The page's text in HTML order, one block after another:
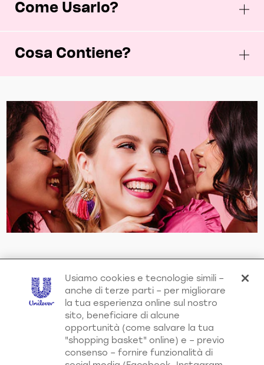
Come Usarlo?
Cosa Contiene?
Raccomandiamo inoltre
Usiamo cookies e tecnologie simili –
anche di terze parti – per migliorare
la tua esperienza online sul nostro
sito, beneficiare di alcune
opportunità (come salvare la tua
"shopping basket" online) e – previo
consenso – fornire funzionalità di